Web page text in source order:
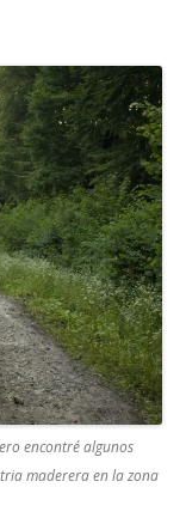
encontré algunos
maderera en la zona